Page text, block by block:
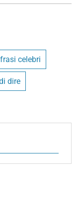
celebri
dire